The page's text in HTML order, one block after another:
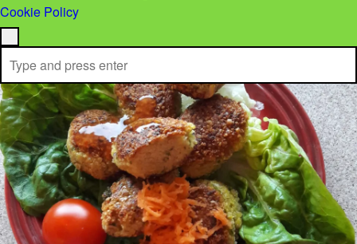
Cookie Policy
Search